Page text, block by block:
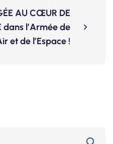
AU CŒUR DE
dans l’Armée de
et de l’Espace !